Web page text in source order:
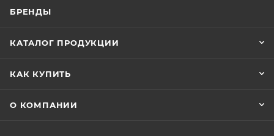
БРЕНДЫ
КАТАЛОГ ПРОДУКЦИИ
КАК КУПИТЬ
О КОМПАНИИ